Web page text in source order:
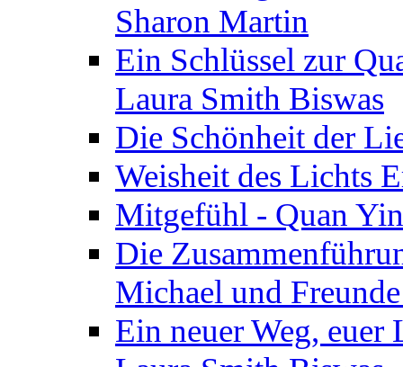
Sharon Martin
Ein Schlüssel zur
Laura Smith Biswas
Die Schönheit der
Weisheit des Lichts
Mitgefühl - Quan
Die
Michael und
Ein neuer Weg, euer